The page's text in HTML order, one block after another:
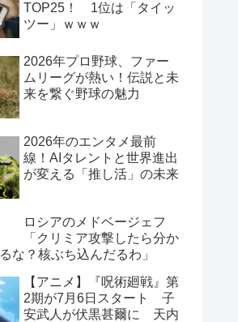
TOP25！ 1位は「タイッ
ツー」ｗｗｗ
2026年プロ野球、ファー
ムリーグが熱い！伝説と未
来を繋ぐ野球の魅力
2026年のエンタメ最前
線！AIタレントと世界進出
が変える「推し活」の未来
ロシアのメドベージェフ
「クリミア攻撃したら分か
るな？核ぶち込んだるわ」
【アニメ】『呪術廻戦』第
2期が7月6日スタート 子
安武人が伏黒甚爾に 天内